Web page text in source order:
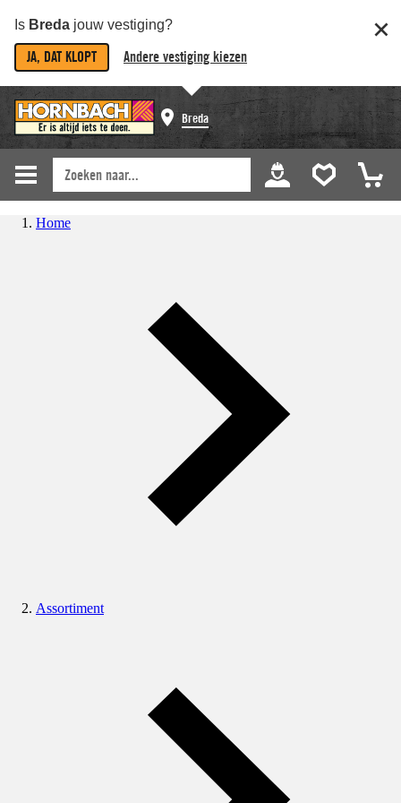
Is Breda jouw vestiging?
JA, DAT KLOPT Andere vestiging kiezen
Breda
Home
Assortiment